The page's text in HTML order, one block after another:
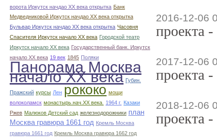
ворота Иркутск начдао ХХ века открытка Банк
Медведниковой Иркутск начдао ХХ века открытка
Бульвар Иркутск начдао ХХ века открытка Часовня
Спасителя Иркутск начало ХХ века Городской театр
Иркутск начало ХХ века Государственный банк. Иркутск
начало ХХ века 19 век 1845 Поляки
Панорама Москва
начало ХХ века Губин.
Пражский курсы Лен рококо мощи
волоколамск монастырь.нач.ХХ века. 1964 г. Казаки
Ржев Малюков Детский сад железнодорожники план
Москва гравюра 1661 год Кремль Москва
гравюра 1661 год Кремль Москва гравюра 1662 год
2016-12-06
проекта
2017-12-06
проекта
2018-12-06
проекта